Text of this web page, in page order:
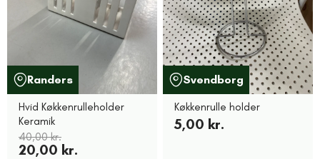
Randers
Hvid Køkkenrulleholder
Keramik
40,00 kr.
20,00 kr.
Svendborg
Køkkenrulle holder
5,00 kr.